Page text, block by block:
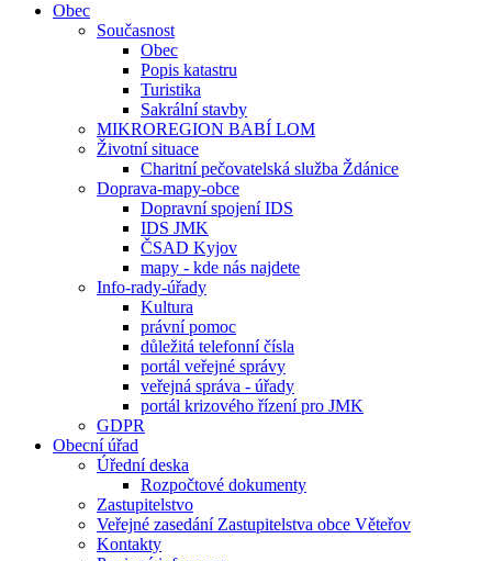
Obec
Současnost
Obec
Popis katastru
Turistika
Sakrální stavby
MIKROREGION BABÍ LOM
Životní situace
Charitní pečovatelská služba Ždánice
Doprava-mapy-obce
Dopravní spojení IDS
IDS JMK
ČSAD Kyjov
mapy - kde nás najdete
Info-rady-úřady
Kultura
právní pomoc
důležitá telefonní čísla
portál veřejné správy
veřejná správa - úřady
portál krizového řízení pro JMK
GDPR
Obecní úřad
Úřední deska
Rozpočtové dokumenty
Zastupitelstvo
Veřejné zasedání Zastupitelstva obce Věteřov
Kontakty